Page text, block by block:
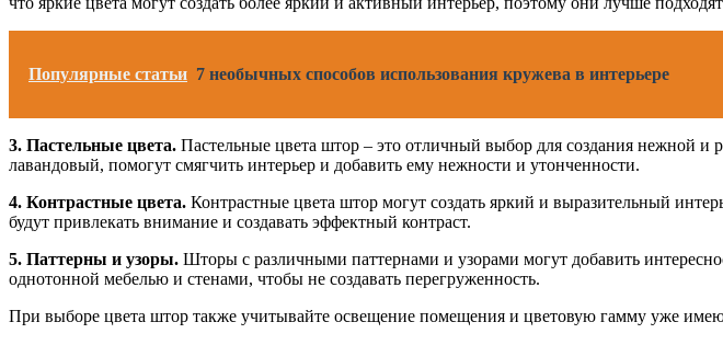
Популярные статьи 7 необычных способов использования кружева в интерьере
3. Пастельные цвета. Пастельные цвета штор – это отличный выбор для создания нежной
лавандовый, помогут смягчить интерьер и добавить ему нежности и утонченности.
4. Контрастные цвета. Контрастные цвета штор могут создать яркий и выразительный
будут привлекать внимание и создавать эффектный контраст.
5. Паттерны и узоры. Шторы с различными паттернами и узорами могут добавить
однотонной мебелью и стенами, чтобы не создавать перегруженность.
При выборе цвета штор также учитывайте освещение помещения и цветовую гамму уже